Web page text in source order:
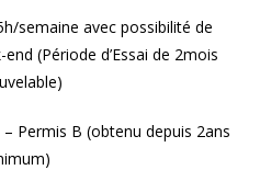
semaine avec possibilité de
(Période d’Essai de 2mois
Permis B (obtenu depuis 2ans